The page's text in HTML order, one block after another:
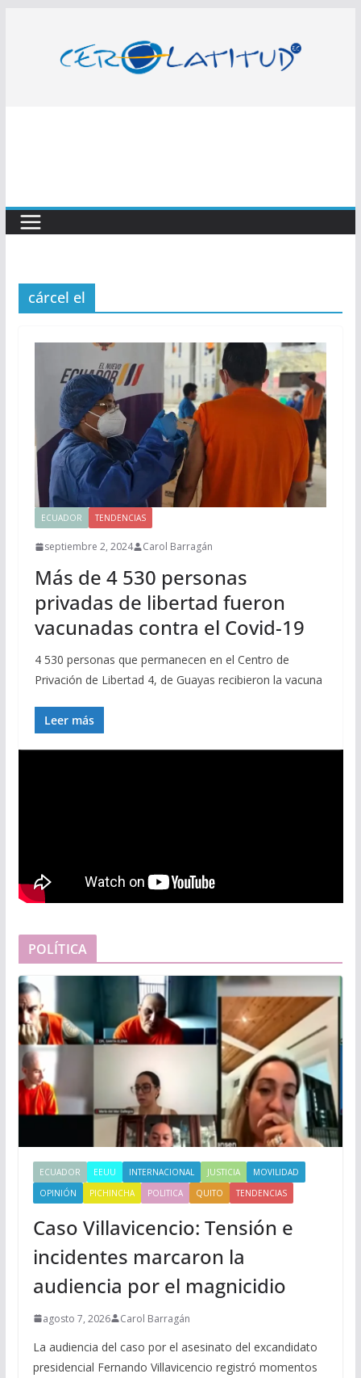
contenido
cárcel el
ECUADOR TENDENCIAS
septiembre 2, 2024 Carol Barragán
Más de 4 530 personas
privadas de libertad fueron
vacunadas contra el Covid-19
4 530 personas que permanecen en el Centro de
Privación de Libertad 4, de Guayas recibieron la vacuna
Leer más
POLÍTICA
ECUADOR EEUU INTERNACIONAL JUSTICIA
MOVILIDAD
OPINIÓN
PICHINCHA POLITICA QUITO TENDENCIAS
Caso Villavicencio: Tensión e
incidentes marcaron la
audiencia por el magnicidio
agosto 7, 2026 Carol Barragán
La audiencia del caso por el asesinato del excandidato
presidencial Fernando Villavicencio registró momentos